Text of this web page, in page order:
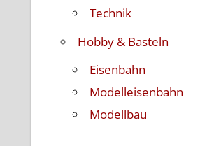
Technik
Hobby & Basteln
Eisenbahn
Modelleisenbahn
Modellbau